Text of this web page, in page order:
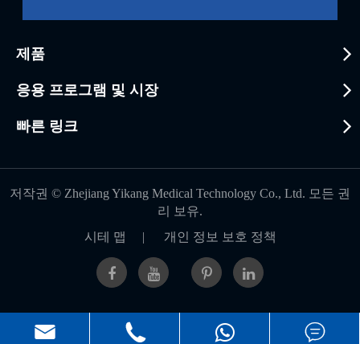
제품
응용 프로그램 및 시장
빠른 링크
저작권 © Zhejiang Yikang Medical Technology Co., Ltd. 모든 권
리 보유.
시테 맵 | 개인 정보 보호 정책
  